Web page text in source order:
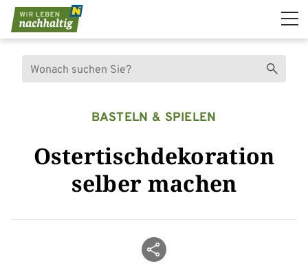
Navigation überspringen
Suche Suchen
BASTELN & SPIELEN
Ostertischdekoration
selber machen
Beitrag teilen